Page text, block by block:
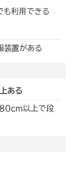
も利用できる
装置がある
ある
０ｃｍ以上で段